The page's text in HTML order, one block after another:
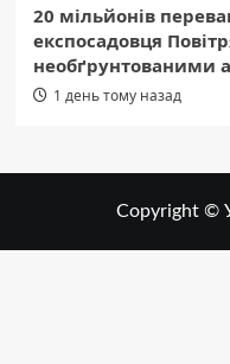
20 мільйонів
експосадовця
необґрунтованими
1 день тому назад
Copyright ©